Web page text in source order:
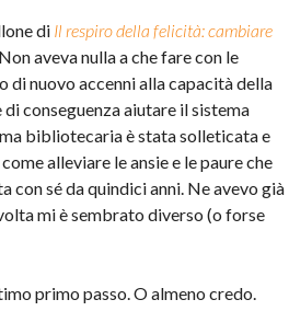
di Il respiro della felicità: cambiare
aveva nulla a che fare con le
di nuovo accenni alla capacità della
conseguenza aiutare il sistema
bibliotecaria è stata solleticata e
alleviare le ansie e le paure che
con sé da quindici anni. Ne avevo già
mi è sembrato diverso (o forse
primo passo. O almeno credo.